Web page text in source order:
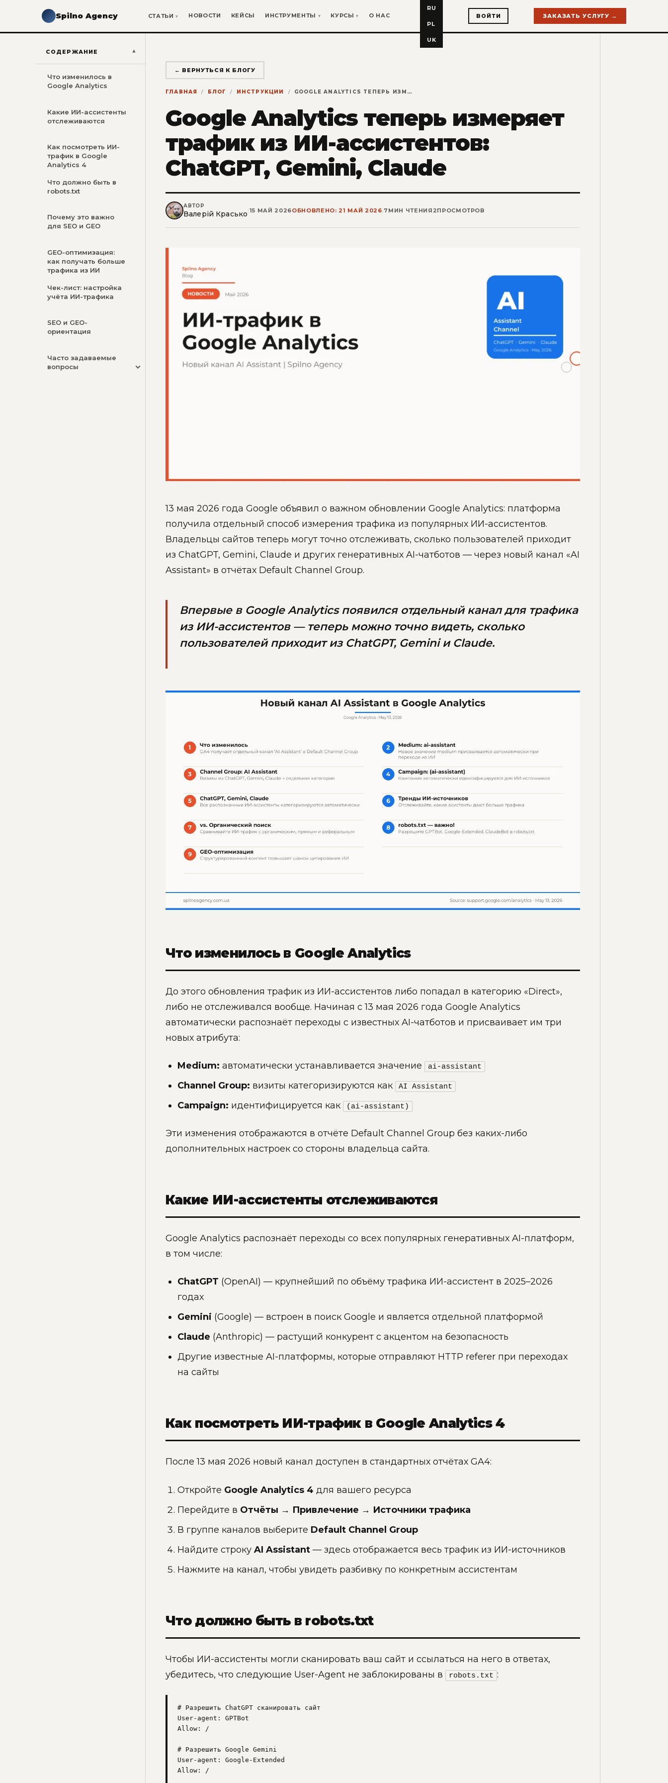
Spilno Agency СТАТЬИ НОВОСТИ КЕЙСЫ ИНСТРУМЕНТЫ КУРСЫ О НАС
RU
PL
UK
ВОЙТИ ЗАКАЗАТЬ УСЛУГУ →
СОДЕРЖАНИЕ
Что изменилось в
Google Analytics
Какие ИИ-ассистенты
отслеживаются
Как посмотреть ИИ-
трафик в Google
Analytics 4
Что должно быть в
robots.txt
Почему это важно
для SEO и GEO
GEO-оптимизация:
как получать больше
трафика из ИИ
Чек-лист: настройка
учёта ИИ-трафика
SEO и GEO-
ориентация
Часто задаваемые
вопросы
← ВЕРНУТЬСЯ К БЛОГУ
ГЛАВНАЯ БЛОГ ИНСТРУКЦИИ GOOGLE ANALYTICS ТЕПЕРЬ ИЗМЕРЯЕТ ТРАФИК ИЗ ИИ-АССИСТЕНТОВ: CHATGPT, GEMINI, CLAUDE
Google Analytics теперь измеряет
трафик из ИИ-ассистентов:
ChatGPT, Gemini, Claude
АВТОР
Валерій Красько|15 МАЙ 2026ОБНОВЛЕНО: 21 МАЙ 2026|7 МИН ЧТЕНИЯ 2ПРОСМОТРОВ
13 мая 2026 года Google объявил о важном обновлении Google Analytics: платформа
получила отдельный способ измерения трафика из популярных ИИ-ассистентов.
Владельцы сайтов теперь могут точно отслеживать, сколько пользователей приходит
из ChatGPT, Gemini, Claude и других генеративных AI-чатботов — через новый канал «AI
Assistant» в отчётах Default Channel Group.
Впервые в Google Analytics появился отдельный канал для трафика
из ИИ-ассистентов — теперь можно точно видеть, сколько
пользователей приходит из ChatGPT, Gemini и Claude.
Что изменилось в Google Analytics
До этого обновления трафик из ИИ-ассистентов либо попадал в категорию «Direct»,
либо не отслеживался вообще. Начиная с 13 мая 2026 года Google Analytics
автоматически распознаёт переходы с известных AI-чатботов и присваивает им три
новых атрибута:
Medium: автоматически устанавливается значение ai-assistant
Channel Group: визиты категоризируются как AI Assistant
Campaign: идентифицируется как (ai-assistant)
Эти изменения отображаются в отчёте Default Channel Group без каких-либо
дополнительных настроек со стороны владельца сайта.
Какие ИИ-ассистенты отслеживаются
Google Analytics распознаёт переходы со всех популярных генеративных AI-платформ,
в том числе:
ChatGPT (OpenAI) — крупнейший по объёму трафика ИИ-ассистент в 2025–2026
годах
Gemini (Google) — встроен в поиск Google и является отдельной платформой
Claude (Anthropic) — растущий конкурент с акцентом на безопасность
Другие известные AI-платформы, которые отправляют HTTP referer при переходах
на сайты
Как посмотреть ИИ-трафик в Google Analytics 4
После 13 мая 2026 новый канал доступен в стандартных отчётах GA4:
Откройте Google Analytics 4 для вашего ресурса
Перейдите в Отчёты → Привлечение → Источники трафика
В группе каналов выберите Default Channel Group
Найдите строку AI Assistant — здесь отображается весь трафик из ИИ-источников
Нажмите на канал, чтобы увидеть разбивку по конкретным ассистентам
Что должно быть в robots.txt
Чтобы ИИ-ассистенты могли сканировать ваш сайт и ссылаться на него в ответах,
убедитесь, что следующие User-Agent не заблокированы в
robots.txt :
# Разрешить ChatGPT сканировать сайт
User-agent: GPTBot
Allow: /
# Разрешить Google Gemini
User-agent: Google-Extended
Allow: /